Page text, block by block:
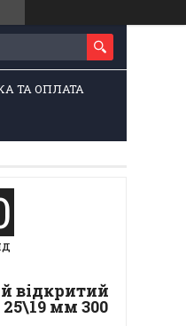
ТА ОПЛАТА
відкритий
мм 300